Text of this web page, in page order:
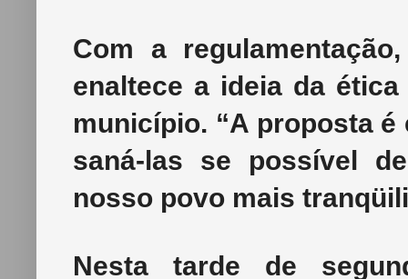
Com a
enaltece a ideia da
município. “A proposta
saná-las se possível
nosso povo mais
Nesta tarde de